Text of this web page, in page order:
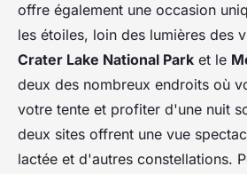
offre également une occasion
les étoiles, loin des lumières des
Crater Lake National Park et le
deux des nombreux endroits où
votre tente et profiter d'une nuit
deux sites offrent une vue
lactée et d'autres constellations.